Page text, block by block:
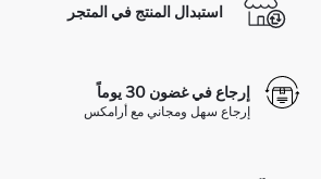
استبدال المنتج في المتجر
إرجاع في غضون 30 يوماً
إرجاع سهل ومجاني مع أرامكس